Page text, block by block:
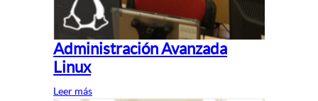
Administración Avanzada
Linux
Leer más